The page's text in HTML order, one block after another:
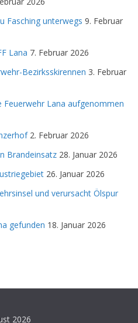
Fasching unterwegs 9. Februar
Lana 7. Februar 2026
Bezirksskirennen 3. Februar
Feuerwehr Lana aufgenommen
2. Februar 2026
Brandeinsatz 28. Januar 2026
26. Januar 2026
und verursacht Ölspur
gefunden 18. Januar 2026
2026